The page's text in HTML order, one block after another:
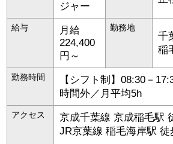
ジャー
給与
月給
224,400
円～
勤務地
千
稲
勤務時間
【シフト制】08:30－
時間外／月平均5h
アクセス
京成千葉線 京成稲毛駅
JR京葉線 稲毛海岸駅 徒